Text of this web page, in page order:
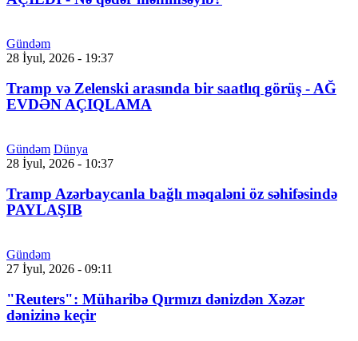
Gündəm
28 İyul, 2026 - 19:37
Tramp və Zelenski arasında bir saatlıq görüş - AĞ
EVDƏN AÇIQLAMA
Gündəm Dünya
28 İyul, 2026 - 10:37
Tramp Azərbaycanla bağlı məqaləni öz səhifəsində
PAYLAŞIB
Gündəm
27 İyul, 2026 - 09:11
"Reuters": Müharibə Qırmızı dənizdən Xəzər
dənizinə keçir